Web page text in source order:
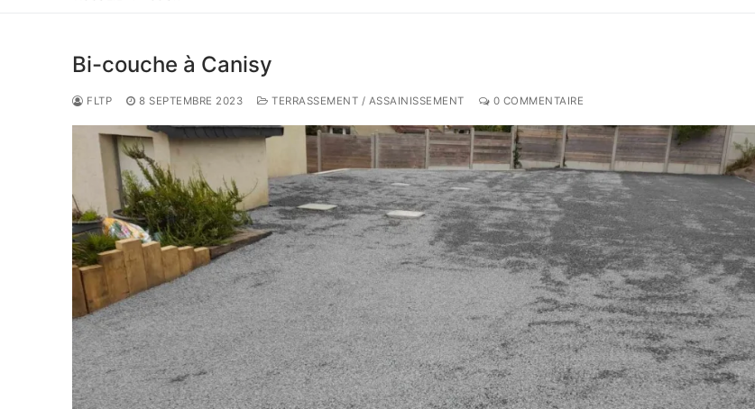
Bi-couche à Canisy
FLTP 8 SEPTEMBRE 2023 TERRASSEMENT / ASSAINISSEMENT 0 COMMENTAIRE